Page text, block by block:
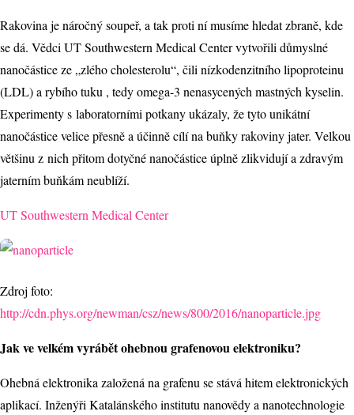
Rakovina je náročný soupeř, a tak proti ní musíme hledat zbraně, kde
se dá. Vědci UT Southwestern Medical Center vytvořili důmyslné
nanočástice ze „zlého cholesterolu“, čili nízkodenzitního lipoproteinu
(LDL) a rybího tuku , tedy omega-3 nenasycených mastných kyselin.
Experimenty s laboratorními potkany ukázaly, že tyto unikátní
nanočástice velice přesně a účinně cílí na buňky rakoviny jater. Velkou
většinu z nich přitom dotyčné nanočástice úplně zlikvidují a zdravým
jaterním buňkám neublíží.
UT Southwestern Medical Center
Zdroj foto:
http://cdn.phys.org/newman/csz/news/800/2016/nanoparticle.jpg
Jak ve velkém vyrábět ohebnou grafenovou elektroniku?
Ohebná elektronika založená na grafenu se stává hitem elektronických
aplikací. Inženýři Katalánského institutu nanovědy a nanotechnologie